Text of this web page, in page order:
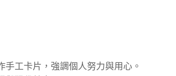
工卡片，強調個人努力與用心。